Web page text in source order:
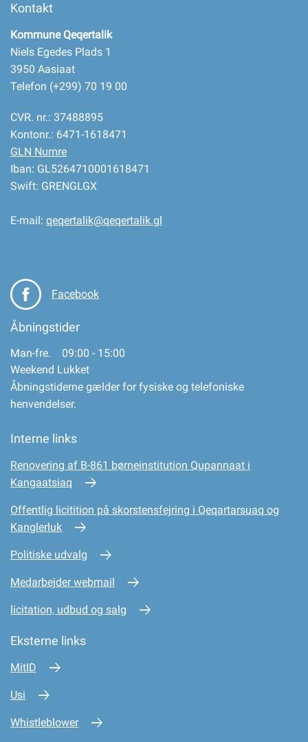
Kontakt
Kommune Qeqertalik
Niels Egedes Plads 1
3950 Aasiaat
Telefon (+299) 70 19 00
CVR. nr.: 37488895
Kontonr.: 6471-1618471
GLN Numre
Iban: GL5264710001618471
Swift: GRENGLGX
E-mail: qeqertalik@qeqertalik.gl
Facebook
Åbningstider
Man-fre. 09:00 - 15:00
Weekend Lukket
Åbningstiderne gælder for fysiske og telefoniske
henvendelser.
Interne links
Renovering af B-861 børneinstitution Qupannaat i
Kangaatsiaq
Offentlig licitition på skorstensfejring i Qeqartarsuaq og
Kanglerluk
Politiske udvalg
Medarbejder webmail
licitation, udbud og salg
Eksterne links
MitID
Usi
Whistleblower